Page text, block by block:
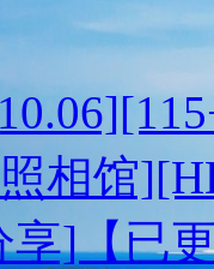
相馆
]【已